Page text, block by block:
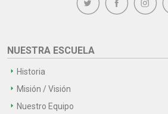
NUESTRA ESCUELA
Historia
Misión / Visión
Nuestro Equipo